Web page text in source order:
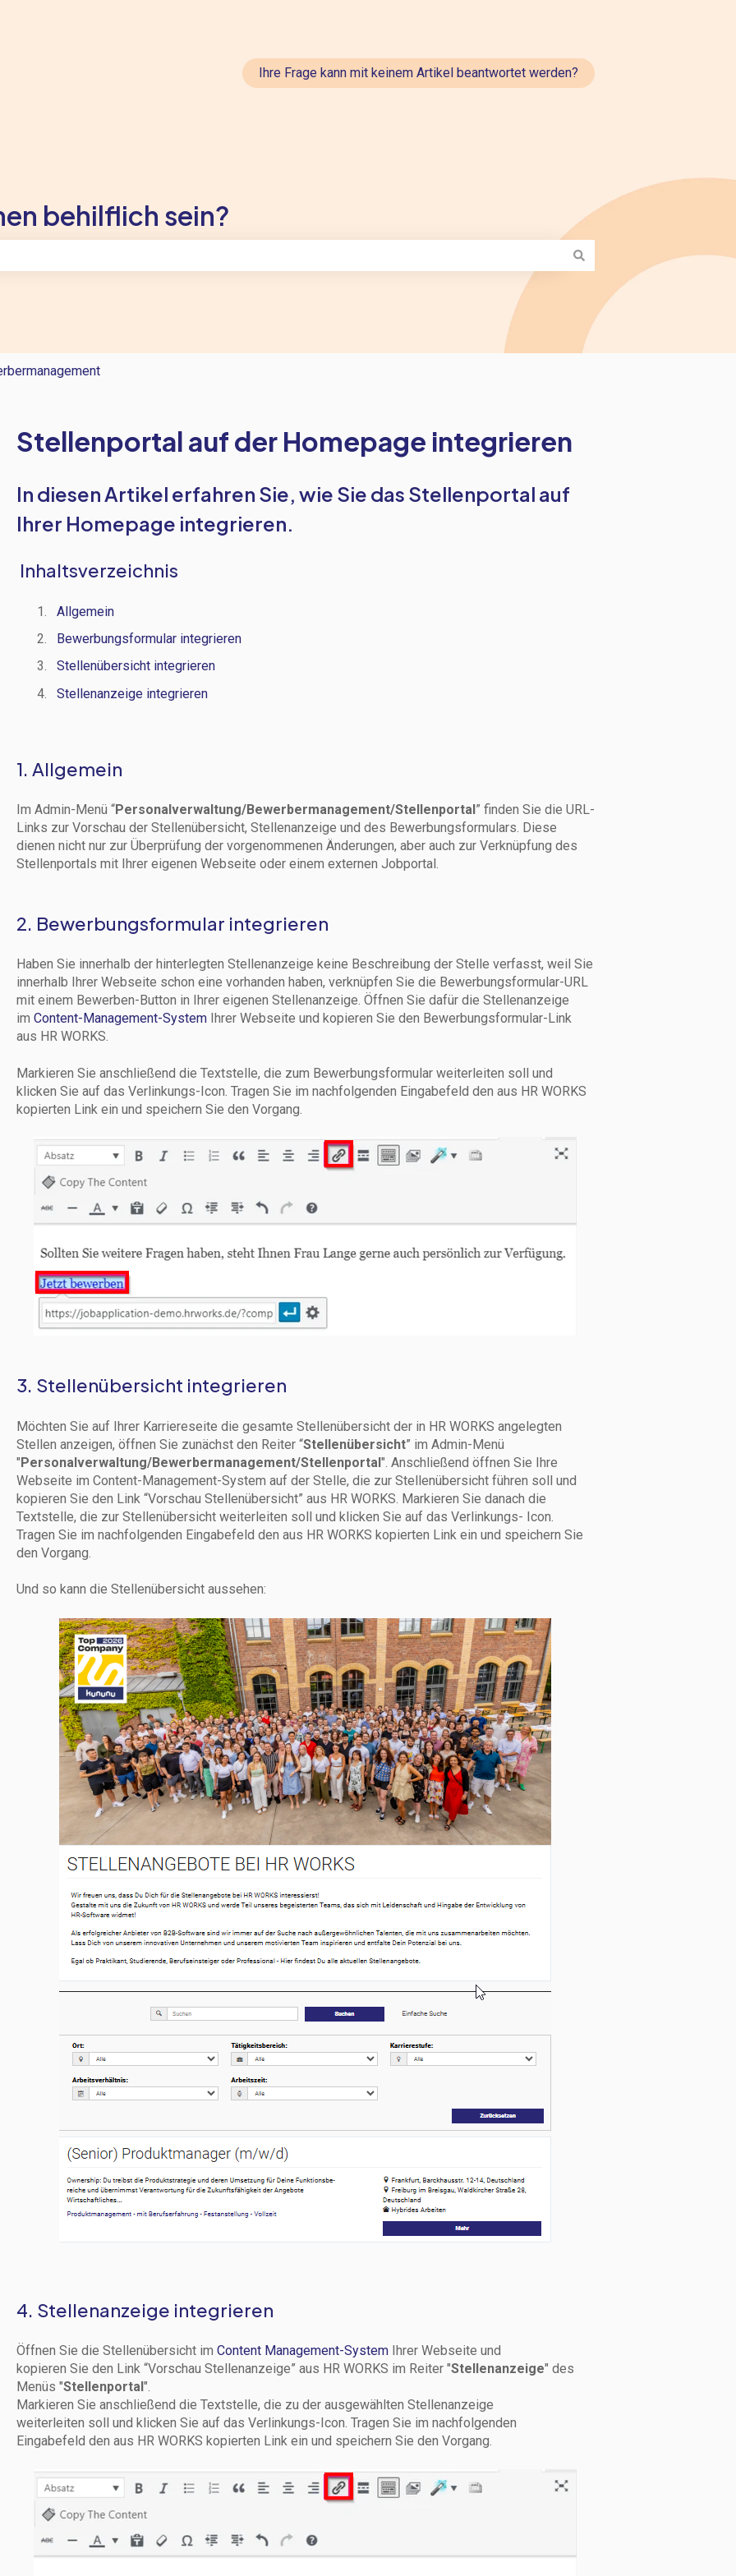
anzeigen
Ihre Frage kann mit keinem Artikel beantwortet werden?
behilflich sein?
Stellenportal auf der Homepage integrieren
In diesen Artikel erfahren Sie, wie Sie das Stellenportal auf
Ihrer Homepage integrieren.
Inhaltsverzeichnis
Allgemein
Bewerbungsformular integrieren
Stellenübersicht integrieren
Stellenanzeige integrieren
1. Allgemein
Im Admin-Menü “Personalverwaltung/Bewerbermanagement/Stellenportal ” finden Sie die URL-
Links zur Vorschau der Stellenübersicht, Stellenanzeige und des Bewerbungsformulars. Diese
dienen nicht nur zur Überprüfung der vorgenommenen Änderungen, aber auch zur Verknüpfung des
Stellenportals mit Ihrer eigenen Webseite oder einem externen Jobportal.
2. Bewerbungsformular integrieren
Haben Sie innerhalb der hinterlegten Stellenanzeige keine Beschreibung der Stelle verfasst, weil Sie
innerhalb Ihrer Webseite schon eine vorhanden haben, verknüpfen Sie die Bewerbungsformular-URL
mit einem Bewerben-Button in Ihrer eigenen Stellenanzeige. Öffnen Sie dafür die Stellenanzeige
im Content-Management-SystemIhrer Webseite und kopieren Sie den Bewerbungsformular-Link
aus HR WORKS.
Markieren Sie anschließend die Textstelle, die zum Bewerbungsformular weiterleiten soll und
klicken Sie auf das Verlinkungs-Icon. Tragen Sie im nachfolgenden Eingabefeld den aus HR WORKS
kopierten Link ein und speichern Sie den Vorgang.
3. Stellenübersicht integrieren
Möchten Sie auf Ihrer Karriereseite die gesamte Stellenübersicht der in HR WORKS angelegten
Stellen anzeigen, öffnen Sie zunächst den Reiter “Stellenübersicht” im Admin-Menü
"Personalverwaltung/Bewerbermanagement/Stellenportal". Anschließend öffnen Sie Ihre
Webseite im Content-Management-System auf der Stelle, die zur Stellenübersicht führen soll und
kopieren Sie den Link “Vorschau Stellenübersicht” aus HR WORKS. Markieren Sie danach die
Textstelle, die zur Stellenübersicht weiterleiten soll und klicken Sie auf das Verlinkungs- Icon.
Tragen Sie im nachfolgenden Eingabefeld den aus HR WORKS kopierten Link ein und speichern Sie
den Vorgang.
Und so kann die Stellenübersicht aussehen:
4. Stellenanzeige integrieren
Öffnen Sie die Stellenübersicht im Content Management-SystemIhrer Webseite und
kopieren Sie den Link “Vorschau Stellenanzeige” aus HR WORKS im Reiter "Stellenanzeige" des
Menüs "Stellenportal ".
Markieren Sie anschließend die Textstelle, die zu der ausgewählten Stellenanzeige
weiterleiten soll und klicken Sie auf das Verlinkungs-Icon. Tragen Sie im nachfolgenden
Eingabefeld den aus HR WORKS kopierten Link ein und speichern Sie den Vorgang.